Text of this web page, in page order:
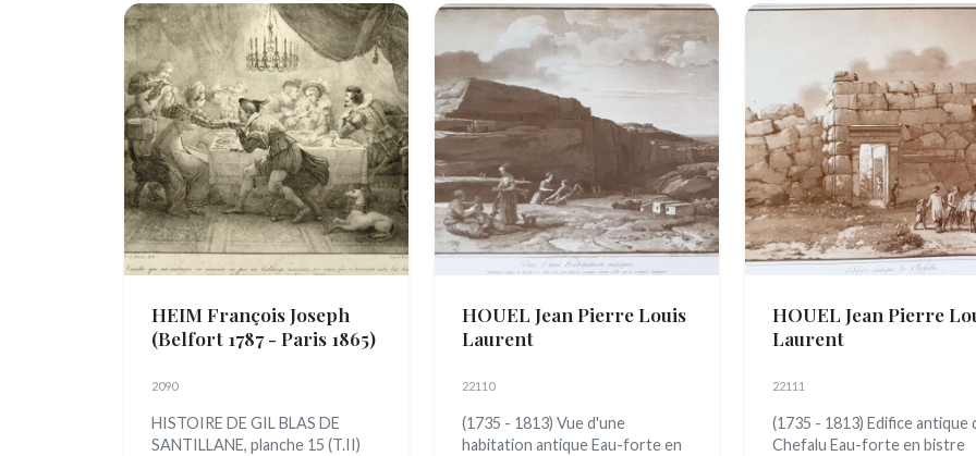
HEIM François Joseph
(Belfort 1787 - Paris 1865)
2090
HISTOIRE DE GIL BLAS DE
SANTILLANE, planche 15 (T.II)
HOUEL Jean Pierre Louis
Laurent
22110
(1735 - 1813) Vue d'une
habitation antique Eau-forte en
HOUEL Jean Pierre
Laurent
22111
(1735 - 1813) Edifice antique
Chefalu Eau-forte en bistre